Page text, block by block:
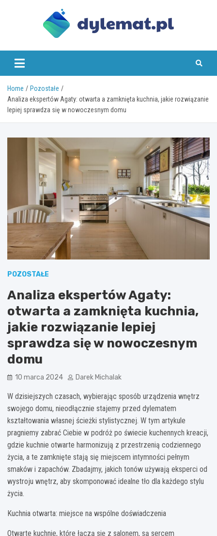
dylemat.pl
Home
Pozostałe
Analiza ekspertów Agaty: otwarta a zamknięta kuchnia, jakie rozwiązanie
lepiej sprawdza się w nowoczesnym domu
POZOSTAŁE
Analiza ekspertów Agaty:
otwarta a zamknięta kuchnia,
jakie rozwiązanie lepiej
sprawdza się w nowoczesnym
domu
10 marca 2024 Darek Michalak
W dzisiejszych czasach, wybierając sposób urządzenia wnętrz
swojego domu, nieodłącznie stajemy przed dylematem
kształtowania własnej ścieżki stylistycznej. W tym artykule
pragniemy zabrać Ciebie w podróż po świecie kuchennych kreacji,
gdzie kuchnie otwarte harmonizują z przestrzenią codziennego
życia, a te zamknięte stają się miejscem intymności pełnym
smaków i zapachów. Zbadajmy, jakich tonów używają eksperci od
wystroju wnętrz, aby skomponować idealne tło dla każdego stylu
życia.
Kuchnia otwarta: miejsce na wspólne doświadczenia
Otwarte kuchnie, które łączą się z salonem, są sercem